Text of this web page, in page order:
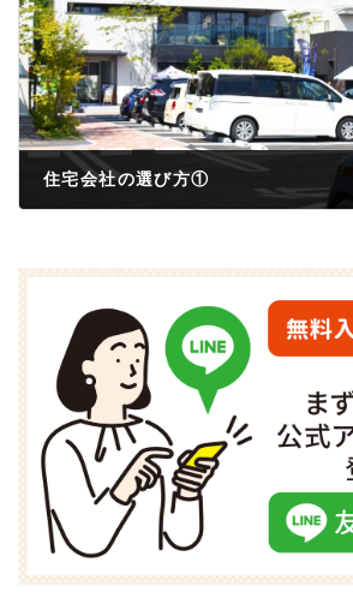
住宅会社の選び方①